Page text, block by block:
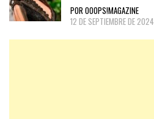
POR OOOPS!MAGAZINE
12 DE SEPTIEMBRE DE 2024